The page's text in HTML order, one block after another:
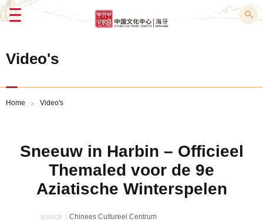
Menu
Video's
Home > Video's
Sneeuw in Harbin – Officieel
Themaled voor de 9e
Aziatische Winterspelen
source： Chinees Cultureel Centrum